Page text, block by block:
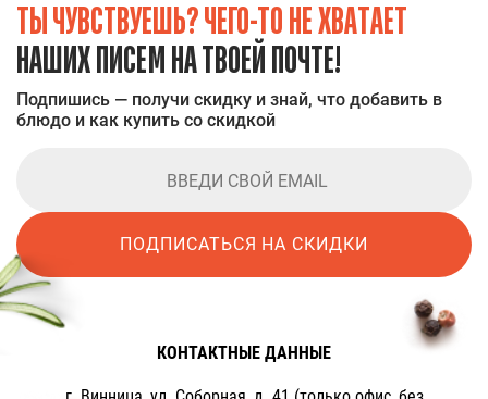
ТЫ ЧУВСТВУЕШЬ? ЧЕГО-ТО НЕ ХВАТАЕТ
НАШИХ ПИСЕМ НА ТВОЕЙ ПОЧТЕ!
Подпишись — получи скидку и знай, что добавить в
блюдо и как купить со скидкой
ПОДПИСАТЬСЯ НА СКИДКИ
КОНТАКТНЫЕ ДАННЫЕ